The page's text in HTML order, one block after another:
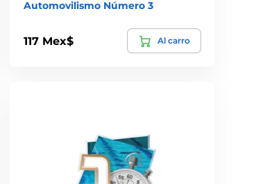
Automovilismo Número 3
117 Mex$ Al carro